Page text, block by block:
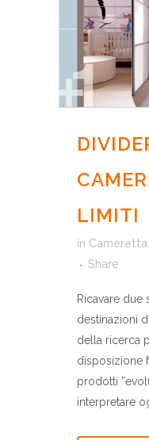
LIMITI
in
Share
Ricavare due
destinazioni
della ricerca
disposizione
prodotti
interpretare